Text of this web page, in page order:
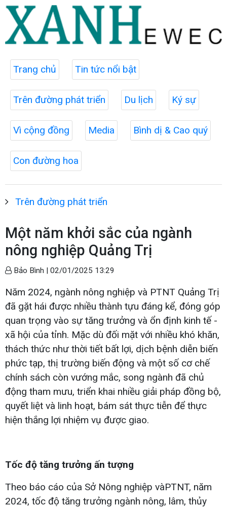
Trang chủ Tin tức nổi bật
Trên đường phát triển Du lịch Ký sự
Vì cộng đồng Media Bình dị & Cao quý
Con đường hoa
Trên đường phát triển
Một năm khởi sắc của ngành
nông nghiệp Quảng Trị
Bảo Bình | 02/01/2025 13:29
Năm 2024, ngành nông nghiệp và PTNT Quảng Trị
đã gặt hái được nhiều thành tựu đáng kể, đóng góp
quan trọng vào sự tăng trưởng và ổn định kinh tế -
xã hội của tỉnh. Mặc dù đối mặt với nhiều khó khăn,
thách thức như thời tiết bất lợi, dịch bệnh diễn biến
phức tạp, thị trường biến động và một số cơ chế
chính sách còn vướng mắc, song ngành đã chủ
động tham mưu, triển khai nhiều giải pháp đồng bộ,
quyết liệt và linh hoạt, bám sát thực tiễn để thực
hiện thắng lợi nhiệm vụ được giao.
Tốc độ tăng trưởng ấn tượng
Theo báo cáo của Sở Nông nghiệp vàPTNT, năm
2024, tốc độ tăng trưởng ngành nông, lâm, thủy